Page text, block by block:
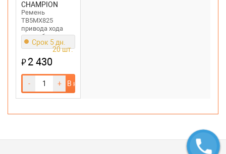
CHAMPION
Ремень
TB5MX825
привода хода
снегоуборщика
Champion
ST861BS,1170E,STT1170E,ST1170BS,1376Е
Срок 5 дн.
20 шт.
₽2 430
- + В корзину